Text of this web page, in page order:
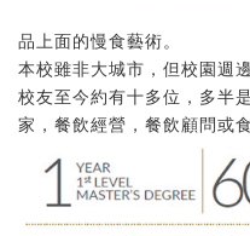
品上面的慢食藝術。
本校雖非大城市，但校園週
校友至今約有十多位，多半
家，餐飲經營，餐飲顧問或